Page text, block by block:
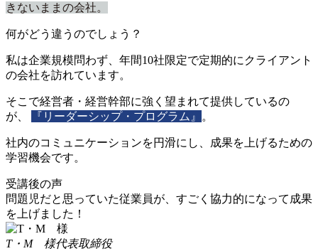
きないままの会社。
何がどう違うのでしょう？
私は企業規模問わず、年間10社限定で定期的にクライアント
の会社を訪れています。
そこで経営者・経営幹部に強く望まれて提供しているの
が、
『リーダーシップ・プログラム』 。
社内のコミュニケーションを円滑にし、成果を上げるための
学習機会です。
受講後の声
問題児だと思っていた従業員が、すごく協力的になって成果
を上げました！
T・M 様代表取締役